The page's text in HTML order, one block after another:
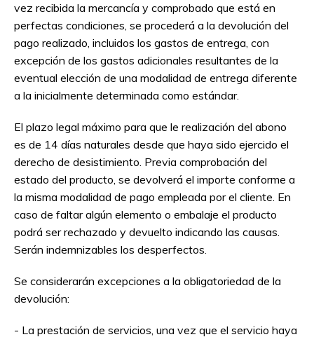
vez recibida la mercancía y comprobado que está en
perfectas condiciones, se procederá a la devolución del
pago realizado, incluidos los gastos de entrega, con
excepción de los gastos adicionales resultantes de la
eventual elección de una modalidad de entrega diferente
a la inicialmente determinada como estándar.
El plazo legal máximo para que le realización del abono
es de 14 días naturales desde que haya sido ejercido el
derecho de desistimiento. Previa comprobación del
estado del producto, se devolverá el importe conforme a
la misma modalidad de pago empleada por el cliente. En
caso de faltar algún elemento o embalaje el producto
podrá ser rechazado y devuelto indicando las causas.
Serán indemnizables los desperfectos.
Se considerarán excepciones a la obligatoriedad de la
devolución:
- La prestación de servicios, una vez que el servicio haya